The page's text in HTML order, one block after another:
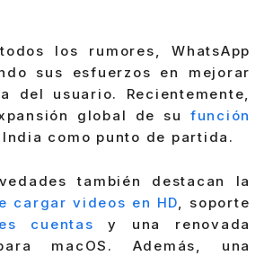
los rumores, WhatsApp
sus esfuerzos en mejorar
del usuario. Recientemente,
global de su función
India como punto de partida.
también destacan la
cargar videos en HD, soporte
cuentas y una renovada
macOS. Además, una